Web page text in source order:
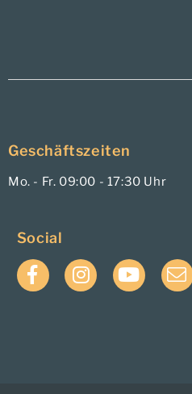
Geschäftszeiten
Mo. - Fr. 09:00 - 17:30 Uhr
Social
FacebookInstagramYouTubeE-
Mail